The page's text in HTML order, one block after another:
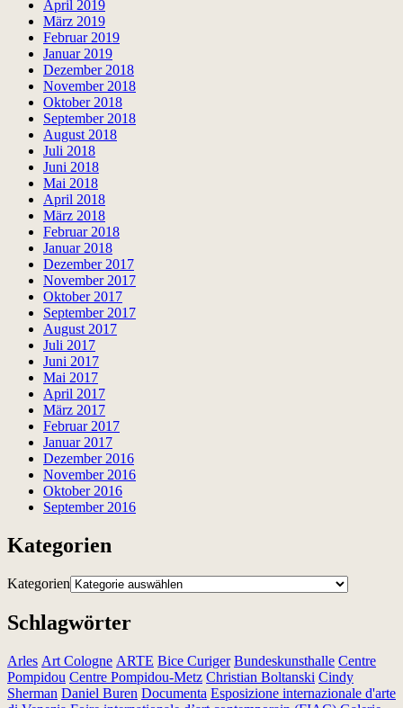
April 2019
März 2019
Februar 2019
Januar 2019
Dezember 2018
November 2018
Oktober 2018
September 2018
August 2018
Juli 2018
Juni 2018
Mai 2018
April 2018
März 2018
Februar 2018
Januar 2018
Dezember 2017
November 2017
Oktober 2017
September 2017
August 2017
Juli 2017
Juni 2017
Mai 2017
April 2017
März 2017
Februar 2017
Januar 2017
Dezember 2016
November 2016
Oktober 2016
September 2016
Kategorien
Kategorien
Schlagwörter
Arles Art Cologne ARTE Bice Curiger Bundeskunsthalle Centre
Pompidou Centre Pompidou-Metz Christian Boltanski Cindy
Sherman Daniel Buren Documenta Esposizione internazionale d'arte